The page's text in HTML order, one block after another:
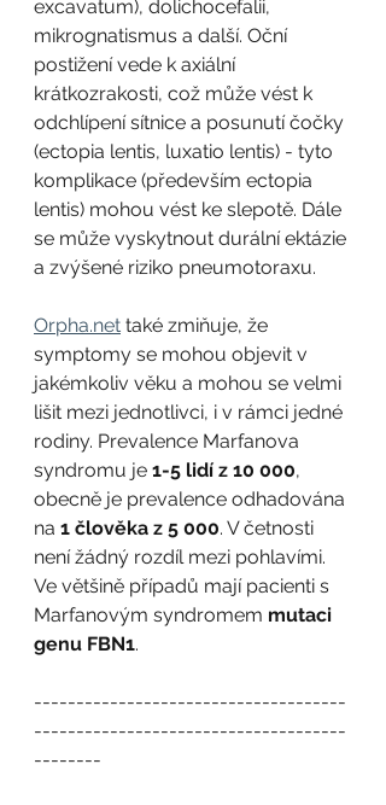
excavatum), dolichocefalii,
mikrognatismus a další. Oční
postižení vede k axiální
krátkozrakosti, což může vést k
odchlípení sítnice a posunutí čočky
(ectopia lentis, luxatio lentis) - tyto
komplikace (především ectopia
lentis) mohou vést ke slepotě. Dále
se může vyskytnout durální ektázie
a zvýšené riziko pneumotoraxu.
Orpha.net také zmiňuje, že
symptomy se mohou objevit v
jakémkoliv věku a mohou se velmi
lišit mezi jednotlivci, i v rámci jedné
rodiny. Prevalence Marfanova
syndromu je 1-5 lidí z 10 000,
obecně je prevalence odhadována
na 1 člověka z 5 000. V četnosti
není žádný rozdíl mezi pohlavími.
Ve většině případů mají pacienti s
Marfanovým syndromem mutaci
genu FBN1.
-------------------------------------
-------------------------------------
--------